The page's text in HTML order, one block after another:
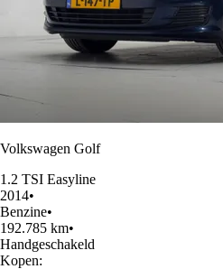
Volkswagen Golf
1.2 TSI Easyline
2014•
Benzine•
192.785 km•
Handgeschakeld
Kopen: